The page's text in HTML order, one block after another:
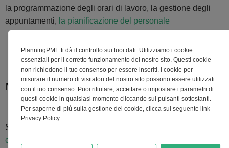
la programmazione degli orari di lavoro, la gestione degli
appuntamenti, la pianificazione del personale
Necessità di pianifica
Superando i 10 dipendenti, la gestione della
con Excel
PlanningPME ti dà il controllo sui tuoi dati. Utilizziamo i cookie
essenziali per il corretto funzionamento del nostro sito. Questi cookie
non richiedono il tuo consenso per essere inseriti. I cookie per
misurare il numero di visitatori del nostro sito possono essere utilizzati
con il tuo consenso. Puoi rifiutare, accettare o impostare i parametri di
questi cookie in qualsiasi momento cliccando sui pulsanti sottostanti.
Per saperne di più sulla gestione dei cookie, clicca sul seguente link
Privacy Policy